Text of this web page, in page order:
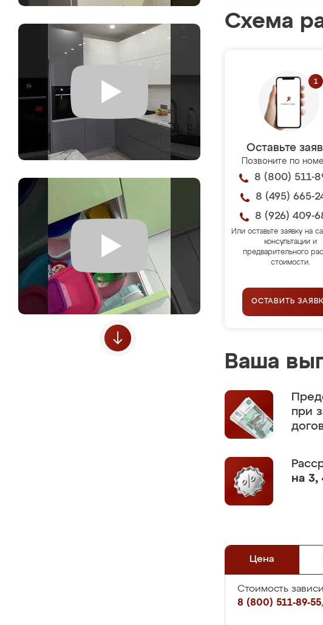
Схема
Оставьте
Позвоните по
8 (800) 511-
8 (495) 665-
8 (926) 409-
Или оставьте заявку на
консультации и
предварительного
стоимости.
ОСТАВИТЬ
Ваша
при
на 3,
Цена
Стоимость
8 (800) 511-89-55,